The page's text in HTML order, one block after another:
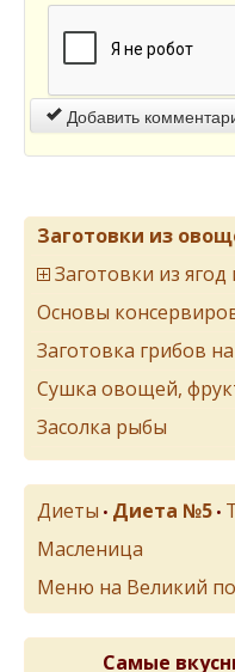
Добавить
Заготовки из
Заготовки из
Основы
Заготовка грибов
Сушка овощей,
Засолка рыбы
Диеты • Диета №5 •
Масленица
Меню на Великий
Самые